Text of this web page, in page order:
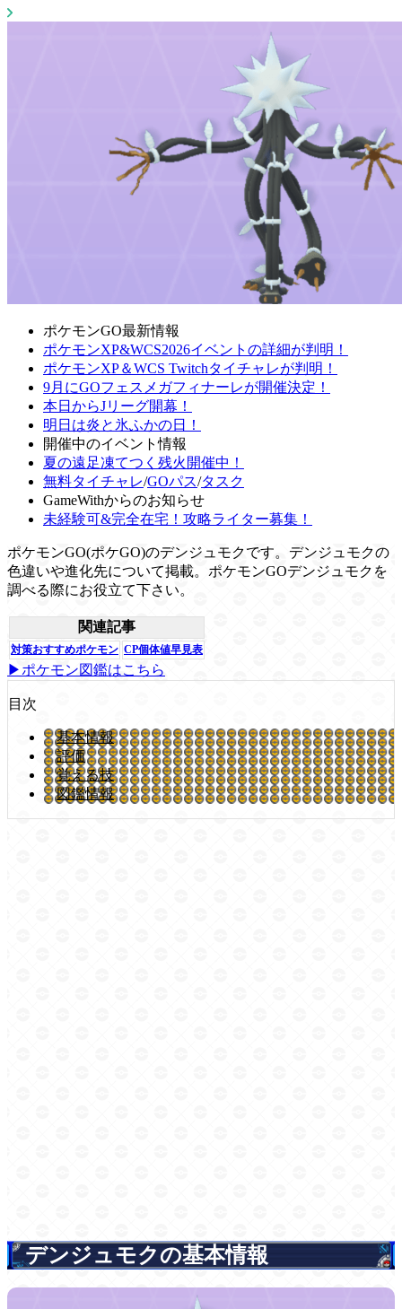
ポケモンGO最新情報
ポケモンXP&WCS2026イベントの詳細が判明！
ポケモンXP＆WCS Twitchタイチャレが判明！
9月にGOフェスメガフィナーレが開催決定！
本日からJリーグ開幕！
明日は炎と氷ふかの日！
開催中のイベント情報
夏の遠足凍てつく残火開催中！
無料タイチャレ/GOパス/タスク
GameWithからのお知らせ
未経験可&完全在宅！攻略ライター募集！
ポケモンGO(ポケGO)のデンジュモクです。デンジュモクの
色違いや進化先について掲載。ポケモンGOデンジュモクを
調べる際にお役立て下さい。
関連記事
対策おすすめポケモン CP個体値早見表
▶ポケモン図鑑はこちら
目次
基本情報
評価
覚える技
図鑑情報
デンジュモクの基本情報